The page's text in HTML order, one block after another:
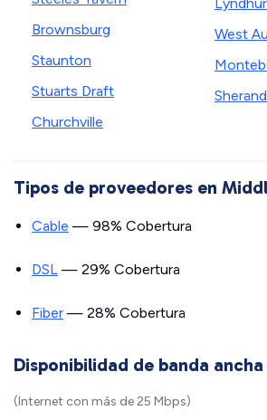
Brownsburg
Staunton
Stuarts Draft
Churchville
West
Tipos de proveedores en
Cable — 98% Cobertura
DSL — 29% Cobertura
Fiber — 28% Cobertura
Disponibilidad de banda ancha
(Internet con más de 25 Mbps)